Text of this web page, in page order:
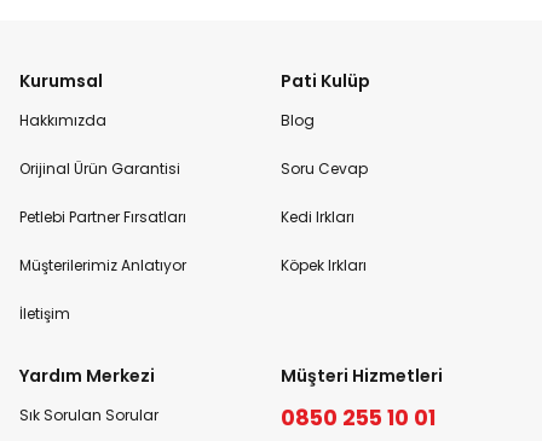
Kurumsal
Hakkımızda
Orijinal Ürün Garantisi
Petlebi Partner Fırsatları
Müşterilerimiz Anlatıyor
İletişim
Pati Kulüp
Blog
Soru Cevap
Kedi Irkları
Köpek Irkları
Yardım Merkezi
Sık Sorulan Sorular
Müşteri Hizmetleri
0850 255 10 01